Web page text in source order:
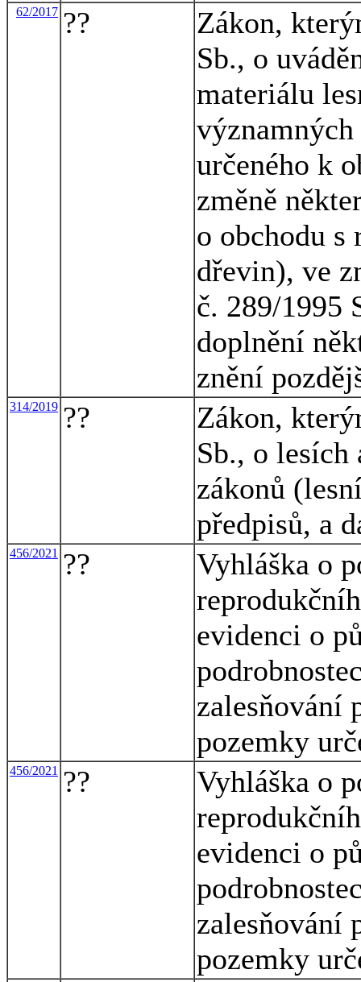
62/2017 ??
Zákon,
Sb., o
materiálu
určeného k
změně
o obchodu s
dřevin), ve
č. 289/1995
doplnění
znění
314/2019 ??
Zákon,
Sb., o lesích
zákonů
předpisů, a
456/2021 ??
Vyhláška o
evidenci o
zalesňování
pozemky
456/2021 ??
Vyhláška o
evidenci o
zalesňování
pozemky